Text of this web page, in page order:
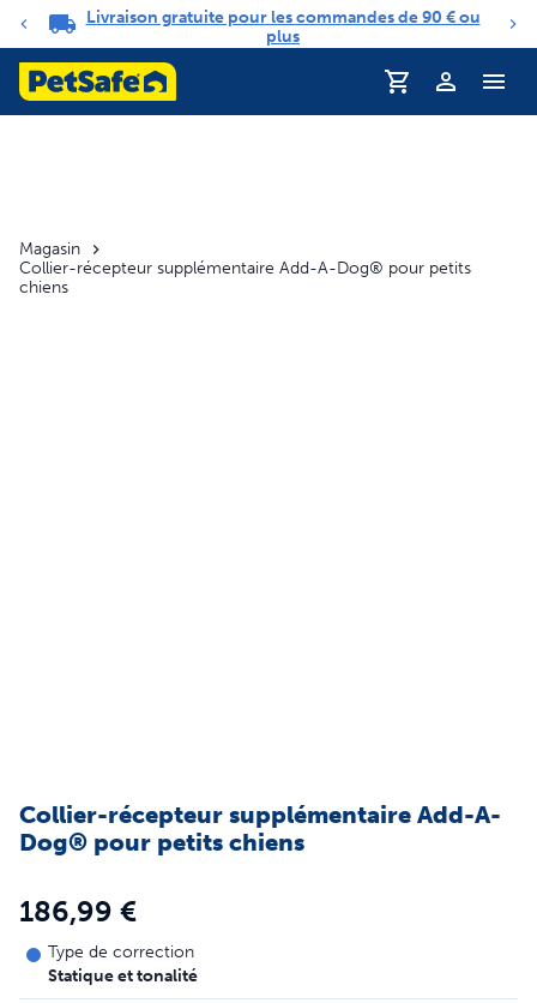
Carrousel de notifications
Livraison gratuite pour les commandes de 90 € ou
plus
Profil
Magasin
Collier-récepteur supplémentaire Add-A-Dog® pour petits
chiens
Collier-récepteur supplémentaire Add-A-
Dog® pour petits chiens
186,99 €
Type de correction
Statique et tonalité